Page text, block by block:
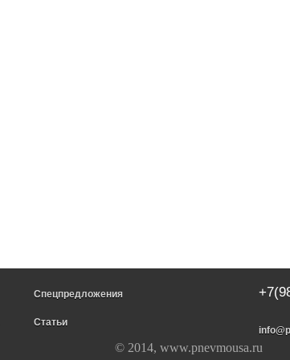
Спецпредложения
Статьи
© 2014, www.pnevmousa.ru